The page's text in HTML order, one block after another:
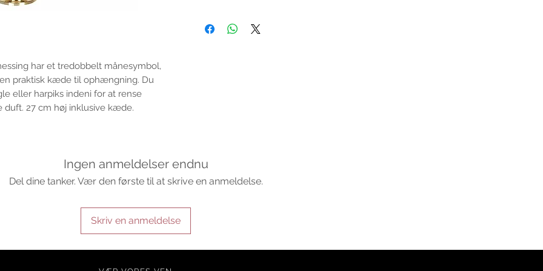
har et tredobbelt månesymbol,
praktisk kæde til ophængning. Du
eller harpiks indeni for at rense
27 cm høj inklusive kæde.
the properties or benefits of this item cannot be
Ingen anmeldelser endnu
Del dine tanker. Vær den første til at skrive en anmeldelse.
Skriv en anmeldelse